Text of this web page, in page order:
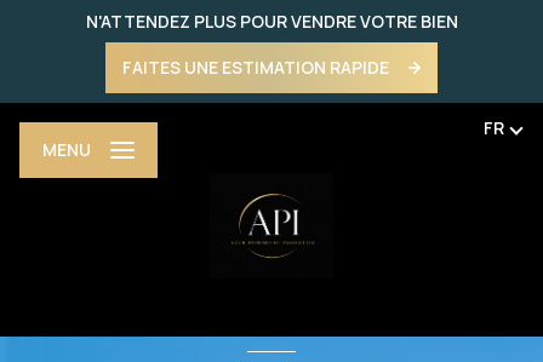
N'ATTENDEZ PLUS POUR VENDRE VOTRE BIEN
FAITES UNE ESTIMATION RAPIDE
FR
MENU